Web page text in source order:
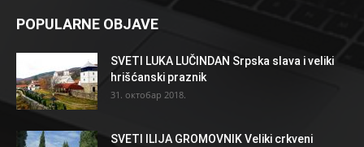
POPULARNE OBJAVE
SVETI LUKA LUČINDAN Srpska slava i veliki
hrišćanski praznik
31. октобар 2018.
SVETI ILIJA GROMOVNIK Veliki crkveni